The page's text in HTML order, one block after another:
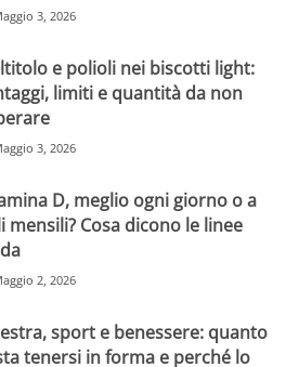
3, 2026
e polioli nei biscotti light:
limiti e quantità da non
3, 2026
D, meglio ogni giorno o a
mensili? Cosa dicono le linee
2, 2026
sport e benessere: quanto
tenersi in forma e perché lo